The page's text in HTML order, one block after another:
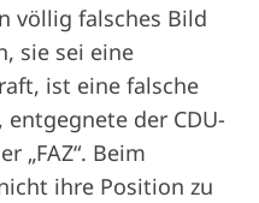
völlig falsches Bild
sie sei eine
ist eine falsche
entgegnete der CDU-
„FAZ“. Beim
ihre Position zu